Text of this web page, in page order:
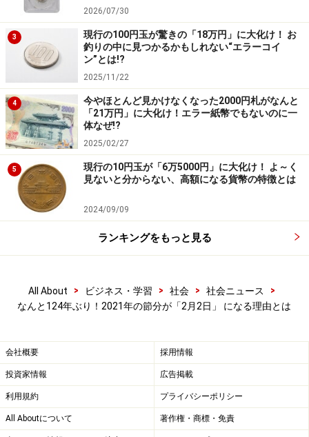
2026/07/30
3
現行の100円玉が驚きの「18万円」に大化け！ お
釣りの中に見つかるかもしれない“エラーコイ
ン”とは!?
2025/11/22
4
今やほとんど見かけなくなった2000円札がなんと
「21万円」に大化け！エラー紙幣でもないのに一
体なぜ!?
2025/02/27
5
現行の10円玉が「6万5000円」に大化け！ よ～く
見ないと分からない、高額になる貨幣の特徴とは
2024/09/09
ランキングをもっと見る
All About > ビジネス・学習 > 社会 > 社会ニュース
>
なんと124年ぶり！2021年の節分が「2月2日」 になる理由とは
会社概要 採用情報
投資家情報 広告掲載
利用規約 プライバシーポリシー
All Aboutについて 著作権・商標・免責